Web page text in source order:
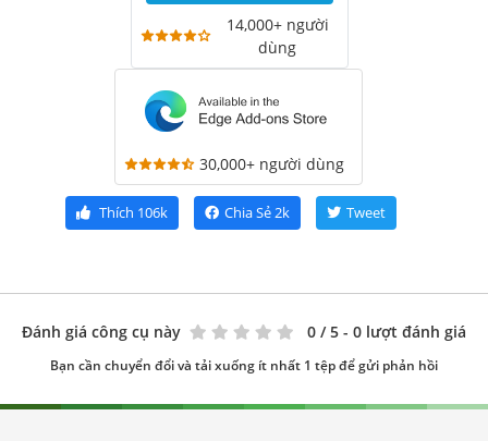
14,000+ người
dùng
30,000+ người dùng
Thích 106k Chia Sẻ2k Tweet
Đánh giá công cụ này 0 / 5 - 0 lượt đánh giá
Bạn cần chuyển đổi và tải xuống ít nhất 1 tệp để gửi phản hồi